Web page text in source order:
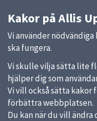
Kakor på Allis
Vi använder
ska fungera.
Vi skulle vilja sätta lite
hjälper dig som
Vi vill också sätta kakor
förbättra webbplatsen.
Du kan när du vill ändra
Sidfot
Huvudmeny
Start